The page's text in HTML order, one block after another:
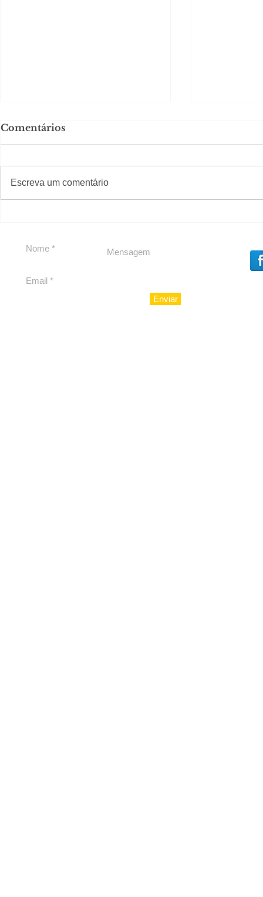
Agenda
Comentários
Escreva um comentário
Enviar